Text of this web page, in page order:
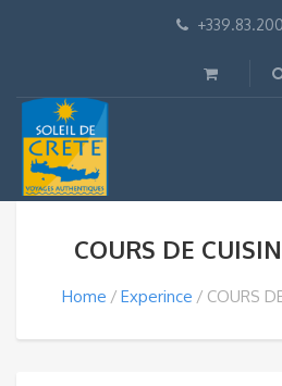
COURS DE
Home Experince COURS